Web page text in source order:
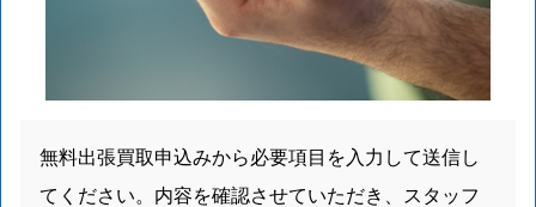
無料出張買取申込みから必要項目を入力して送信し
てください。内容を確認させていただき、スタッフ